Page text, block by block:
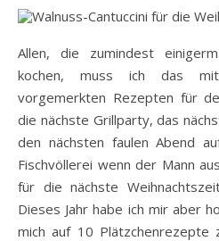
Allen, die zumindest einigermaßen gerne backen und
kochen, muss ich das
vorgemerkten Rezepten für
die nächste Grillparty, das
den nächsten faulen Abend
Fischvöllerei wenn der Mann
für die nächste
Dieses Jahr habe ich mir aber
mich auf 10 Plätzchenrezepte